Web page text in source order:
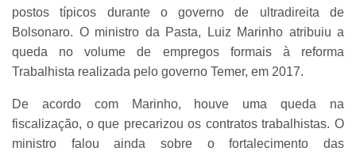
postos típicos durante o governo de ultradireita de
Bolsonaro. O ministro da Pasta, Luiz Marinho atribuiu a
queda no volume de empregos formais à reforma
Trabalhista realizada pelo governo Temer, em 2017.
De acordo com Marinho, houve uma queda na
fiscalização, o que precarizou os contratos trabalhistas. O
ministro falou ainda sobre o fortalecimento das